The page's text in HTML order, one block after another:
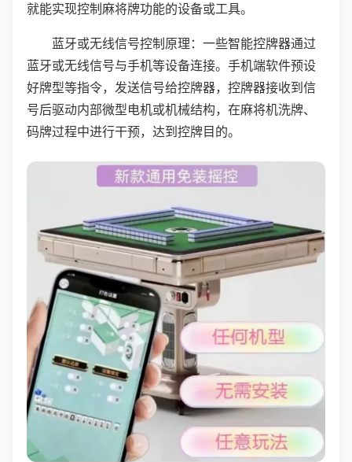
就能实现控制麻将牌功能的设备或工具。
蓝牙或无线信号控制原理：一些智能控牌器通过
蓝牙或无线信号与手机等设备连接。手机端软件预设
好牌型等指令，发送信号给控牌器，控牌器接收到信
号后驱动内部微型电机或机械结构，在麻将机洗牌、
码牌过程中进行干预，达到控牌目的。